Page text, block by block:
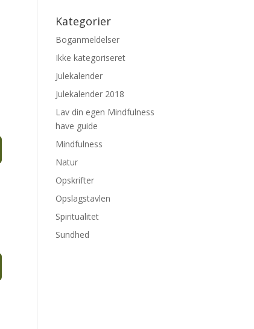
Kategorier
Boganmeldelser
Ikke kategoriseret
Julekalender
Julekalender 2018
Lav din egen Mindfulness
have guide
Mindfulness
Natur
Opskrifter
Opslagstavlen
Spiritualitet
Sundhed